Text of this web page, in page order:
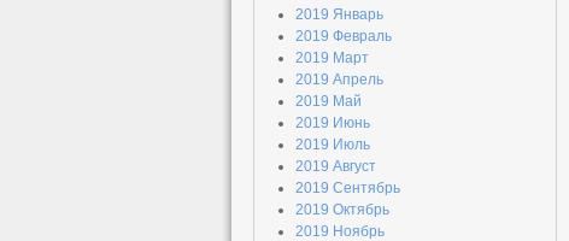
2019 Январь
2019 Февраль
2019 Март
2019 Апрель
2019 Май
2019 Июнь
2019 Июль
2019 Август
2019 Сентябрь
2019 Октябрь
2019 Ноябрь